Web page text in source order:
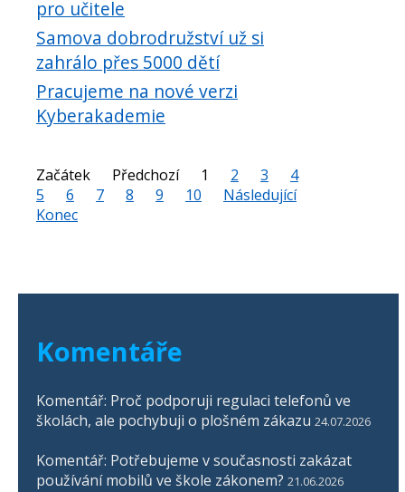
pro učitele
Samova dobrodružství už si
zahrálo přes 5000 dětí
Pracujeme na nové verzi
Kyberakademie
Začátek Předchozí 1 2 3
4
5
6 7 8 9 10
Následující
Konec
Komentáře
Komentář: Proč podporuji regulaci telefonů ve
školách, ale pochybuji o plošném zákazu 24.07.2026
Komentář: Potřebujeme v současnosti zakázat
používání mobilů ve škole zákonem? 21.06.2026